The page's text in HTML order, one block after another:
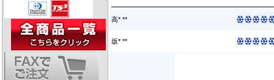
高* **
坂* **